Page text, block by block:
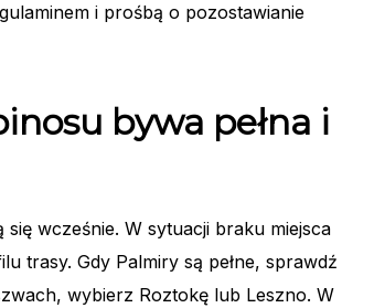
i prośbą o pozostawianie
bywa pełna i
wcześnie. W sytuacji braku miejsca
trasy. Gdy Palmiry są pełne, sprawdź
wybierz Roztokę lub Leszno. W